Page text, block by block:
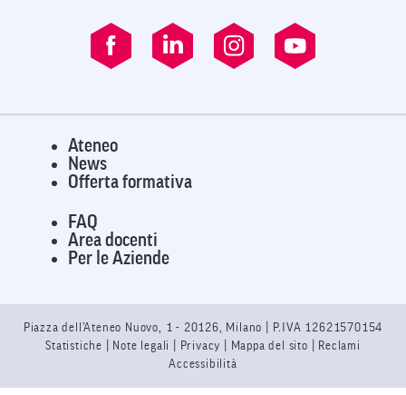
Ateneo
News
Offerta formativa
FAQ
Area docenti
Per le Aziende
Piazza dell’Ateneo Nuovo, 1 - 20126, Milano | P.IVA 12621570154
Statistiche
Note legali Privacy | Mappa del sito |
Reclami
Accessibilità